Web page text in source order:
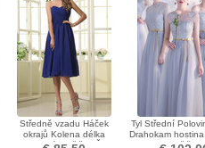
Středně vzadu Háček
okrajů Kolena délka
Elegantní Družička Šaty
Tyl Střední
Drahokam
pas Družička